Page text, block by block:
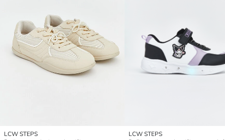
LCW STEPS
LCW STEPS